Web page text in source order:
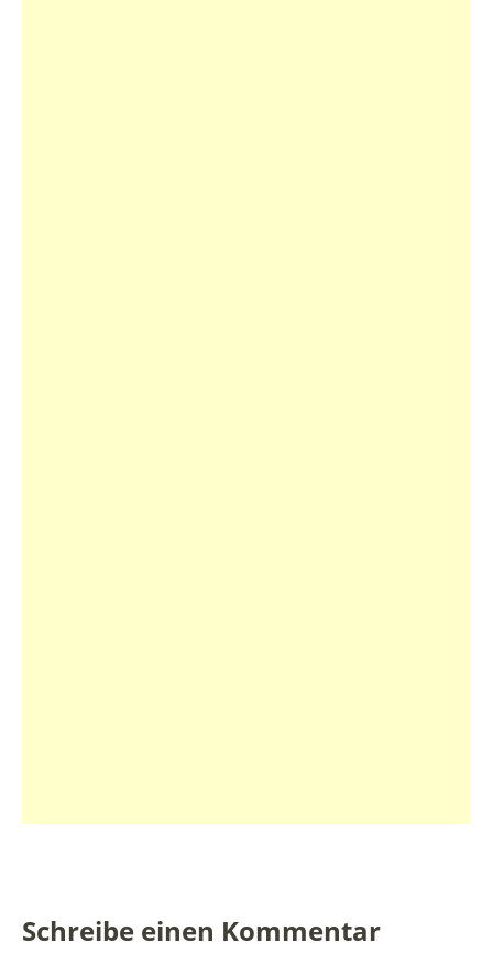
Schreibe einen Kommentar